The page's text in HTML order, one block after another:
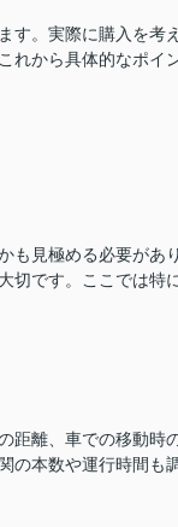
す。実際に購入を考え
れから具体的なポイ
も見極める必要があり
切です。ここでは特
距離、車での移動時
の本数や運行時間も